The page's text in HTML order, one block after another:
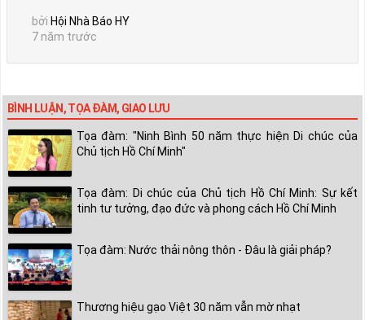
bởi Hội Nhà Báo HY
7 năm trước
BÌNH LUẬN, TỌA ĐÀM, GIAO LƯU
Tọa đàm: "Ninh Bình 50 năm thực hiện Di chúc của
Chủ tịch Hồ Chí Minh"
Tọa đàm: Di chúc của Chủ tịch Hồ Chí Minh: Sự kết
tinh tư tưởng, đạo đức và phong cách Hồ Chí Minh
Tọa đàm: Nước thải nông thôn - Đâu là giải pháp?
Thương hiệu gạo Việt 30 năm vẫn mờ nhạt